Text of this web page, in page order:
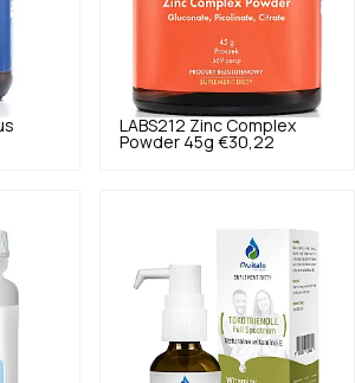
LABS212 Zinc Complex
Powder 45g €30,22